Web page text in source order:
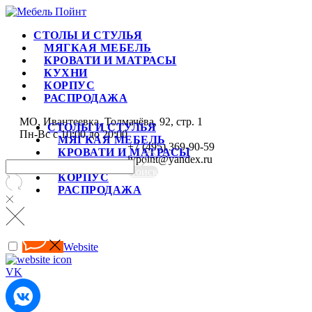
СТОЛЫ И СТУЛЬЯ
МЯГКАЯ МЕБЕЛЬ
КРОВАТИ И МАТРАСЫ
КУХНИ
КОРПУС
РАСПРОДАЖА
МО, Ивантеевка, Толмачёва, 92, стр. 1
Пн-Вс с 10:00 до 20:00
+7 (495) 369-90-59
ivpoint@yandex.ru
Поиск
СТОЛЫ И СТУЛЬЯ
МЯГКАЯ МЕБЕЛЬ
КРОВАТИ И МАТРАСЫ
КОРПУС
РАСПРОДАЖА
Website
VK